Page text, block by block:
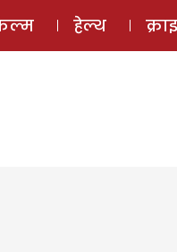
मैगज़ीन ऑडियो
हेल्थ